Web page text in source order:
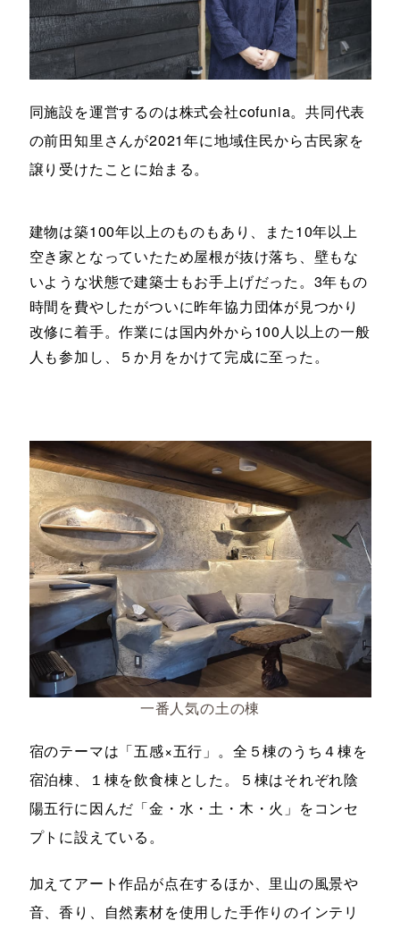
同施設を運営するのは株式会社cofunia。共同代表
の前田知里さんが2021年に地域住民から古民家を
譲り受けたことに始まる。
建物は築100年以上のものもあり、また10年以上
空き家となっていたため屋根が抜け落ち、壁もな
いような状態で建築士もお手上げだった。3年もの
時間を費やしたがついに昨年協力団体が見つかり
改修に着手。作業には国内外から100人以上の一般
人も参加し、５か月をかけて完成に至った。
一番人気の土の棟
宿のテーマは「五感×五行」。全５棟のうち４棟を
宿泊棟、１棟を飲食棟とした。５棟はそれぞれ陰
陽五行に因んだ「金・水・土・木・火」をコンセ
プトに設えている。
加えてアート作品が点在するほか、里山の風景や
音、香り、自然素材を使用した手作りのインテリ